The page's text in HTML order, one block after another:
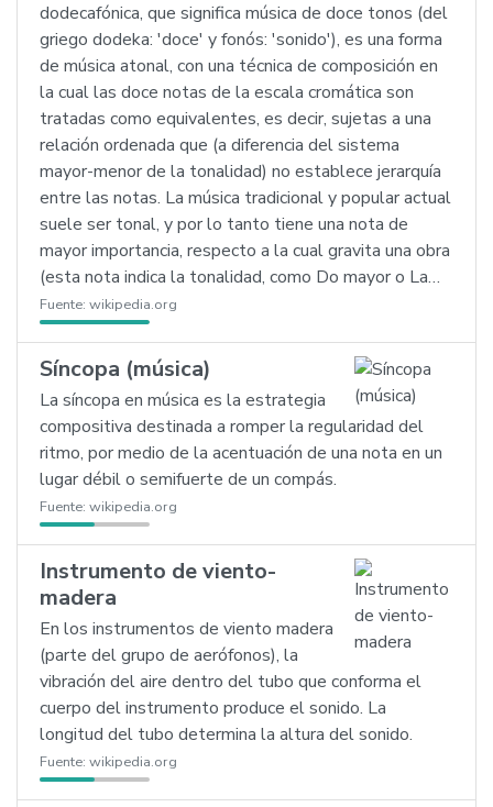
dodecafónica, que significa música de doce tonos (del
griego dodeka: 'doce' y fonós: 'sonido'), es una forma
de música atonal, con una técnica de composición en
la cual las doce notas de la escala cromática son
tratadas como equivalentes, es decir, sujetas a una
relación ordenada que (a diferencia del sistema
mayor-menor de la tonalidad) no establece jerarquía
entre las notas. La música tradicional y popular actual
suele ser tonal, y por lo tanto tiene una nota de
mayor importancia, respecto a la cual gravita una obra
(esta nota indica la tonalidad, como Do mayor o La…
Fuente: wikipedia.org
Síncopa (música)
La síncopa en música es la estrategia
compositiva destinada a romper la regularidad del
ritmo, por medio de la acentuación de una nota en un
lugar débil o semifuerte de un compás.
Fuente: wikipedia.org
Instrumento de viento-
madera
En los instrumentos de viento madera
(parte del grupo de aerófonos), la
vibración del aire dentro del tubo que conforma el
cuerpo del instrumento produce el sonido. La
longitud del tubo determina la altura del sonido.
Fuente: wikipedia.org